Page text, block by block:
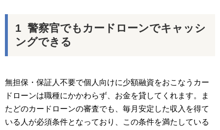
警察官でもカードローンでキャッシ
ングできる
無担保・保証人不要で個人向けに少額融資をおこなうカー
ドローンは職種にかかわらず、お金を貸してくれます。ま
たどのカードローンの審査でも、毎月安定した収入を得て
いる人が必須条件となっており、この条件を満たしている